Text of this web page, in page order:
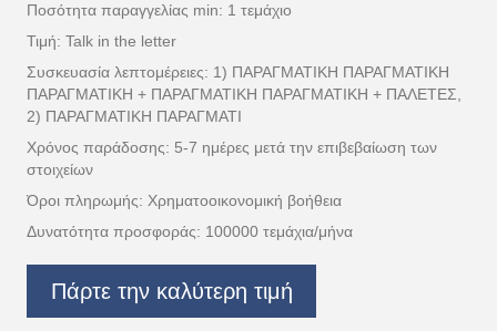
Ποσότητα παραγγελίας min: 1 τεμάχιο
Τιμή: Talk in the letter
Συσκευασία λεπτομέρειες: 1) ΠΑΡΑΓΜΑΤΙΚΗ ΠΑΡΑΓΜΑΤΙΚΗ
ΠΑΡΑΓΜΑΤΙΚΗ + ΠΑΡΑΓΜΑΤΙΚΗ ΠΑΡΑΓΜΑΤΙΚΗ + ΠΑΛΕΤΕΣ,
2) ΠΑΡΑΓΜΑΤΙΚΗ ΠΑΡΑΓΜΑΤΙ
Χρόνος παράδοσης: 5-7 ημέρες μετά την επιβεβαίωση των
στοιχείων
Όροι πληρωμής: Χρηματοοικονομική βοήθεια
Δυνατότητα προσφοράς: 100000 τεμάχια/μήνα
Πάρτε την καλύτερη τιμή